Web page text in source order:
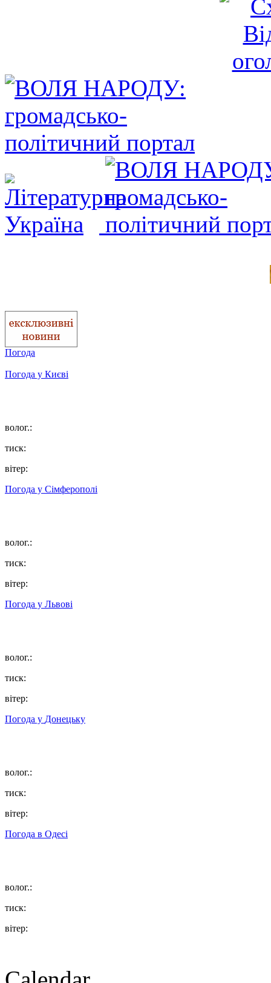
Погода
Погода у Києві
волог.:
тиск:
вітер:
Погода у Сімферополі
волог.:
тиск:
вітер:
Погода у Львові
волог.:
тиск:
вітер:
Погода у Донецьку
волог.:
тиск:
вітер:
Погода в Одесі
волог.:
тиск:
вітер: